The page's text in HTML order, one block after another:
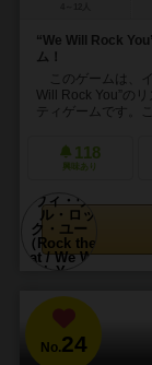
“We Will Rock
ム！
このゲームは、
Will Rock You”の
ティゲームです。
118
興味あり
No.24